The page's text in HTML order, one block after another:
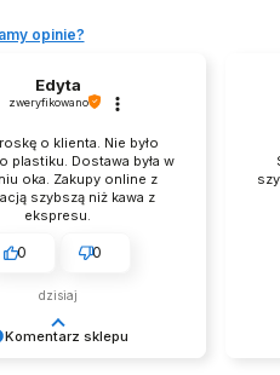
opinie?
Komentarz sklepu
Edyta
zweryfikowano
o klienta. Nie było
plastiku. Dostawa była w
oka. Zakupy online z
szybszą niż kawa z
ekspresu.
0 0
dzisiaj